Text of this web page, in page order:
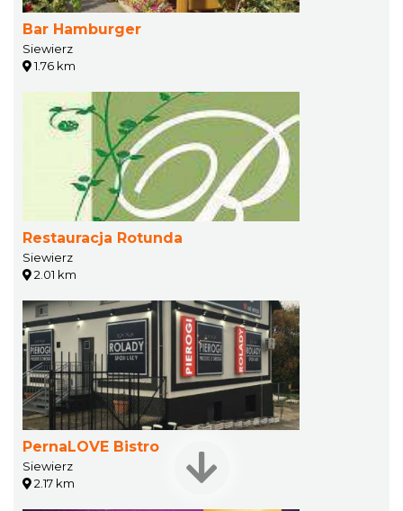
Bar Hamburger
Siewierz
1.76 km
Restauracja Rotunda
Siewierz
2.01 km
PernaLOVE Bistro
Siewierz
2.17 km